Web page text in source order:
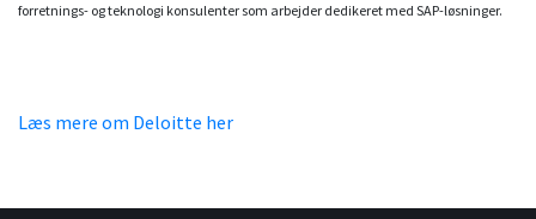
forretnings- og teknologi konsulenter som arbejder dedikeret med SAP-løsninger.
Læs mere om Deloitte her